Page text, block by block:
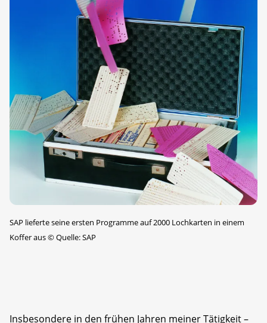
SAP lieferte seine ersten Programme auf 2000 Lochkarten in einem
Koffer aus©Quelle: SAP
Insbesondere in den frühen Jahren meiner Tätigkeit –